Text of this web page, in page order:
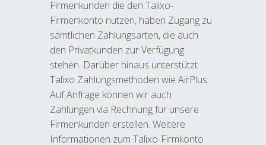
Firmenkunden die den Talixo-
Firmenkonto nutzen, haben Zugang zu
sämtlichen Zahlungsarten, die auch
den Privatkunden zur Verfügung
stehen. Darüber hinaus unterstützt
Talixo Zahlungsmethoden wie AirPlus.
Auf Anfrage können wir auch
Zahlungen via Rechnung für unsere
Firmenkunden erstellen. Weitere
Informationen zum Talixo-Firmkonto